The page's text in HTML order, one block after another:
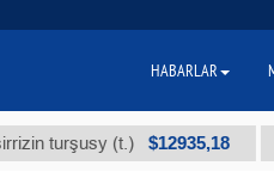
(t.) $12935,18 Az
HABARLAR